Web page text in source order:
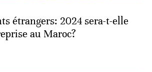
étrangers: 2024 sera-t-elle
au Maroc?